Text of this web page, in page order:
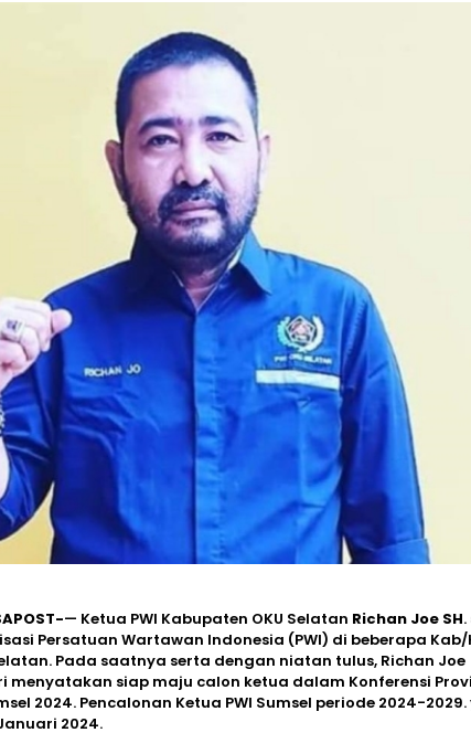
— Ketua PWI Kabupaten OKU Selatan Richan Joe SH
Persatuan Wartawan Indonesia (PWI) di beberapa
Pada saatnya serta dengan niatan tulus, Richan Joe
menyatakan siap maju calon ketua dalam Konferensi
2024. Pencalonan Ketua PWI Sumsel periode 2024-
2024.